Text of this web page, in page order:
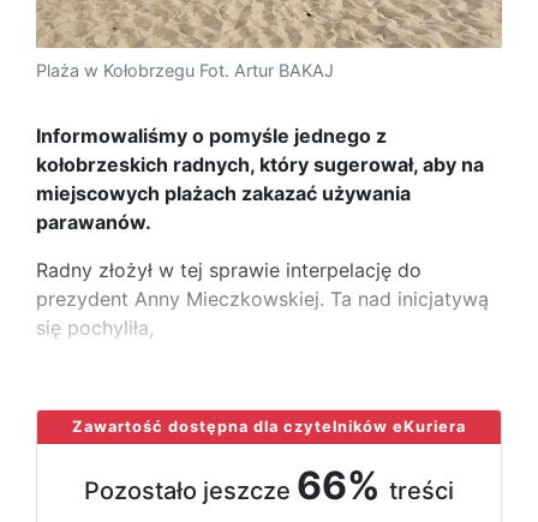
Plaża w Kołobrzegu Fot. Artur BAKAJ
Informowaliśmy o pomyśle jednego z
kołobrzeskich radnych, który sugerował, aby na
miejscowych plażach zakazać używania
parawanów.
Radny złożył w tej sprawie interpelację do
prezydent Anny Mieczkowskiej. Ta nad inicjatywą
się pochyliła,
Zawartość dostępna dla czytelników eKuriera
Pozostało jeszcze 66% treści